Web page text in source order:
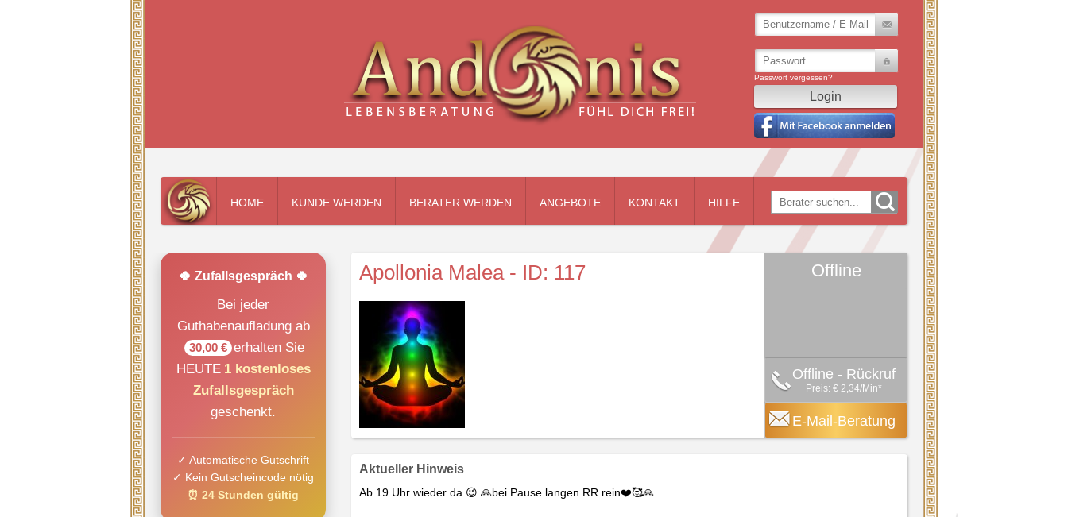
Passwort vergessen?
HOME KUNDE WERDEN BERATER WERDEN ANGEBOTE KONTAKT HILFE
🍀 Zufallsgespräch 🍀
Bei jeder
Guthabenaufladung ab
30,00 € erhalten Sie
HEUTE 1 kostenloses
Zufallsgespräch
geschenkt.
✓ Automatische Gutschrift
✓ Kein Gutscheincode nötig
⏰ 24 Stunden gültig
Apollonia Malea - ID: 117 Offline
Offline - Rückruf
Preis: € 2,34/Min*
E-Mail-Beratung
Aktueller Hinweis
Ab 19 Uhr wieder da 😉 🙏bei Pause langen RR rein❤️🥰🙏